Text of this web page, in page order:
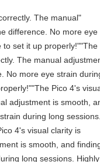
The manual
difference. No more eye
to set it up properly!""The
The manual
No more eye strain
Pico 4's
adjustment is smooth,
during long sessions.
4's visual clarity is
is smooth, and
long sessions.